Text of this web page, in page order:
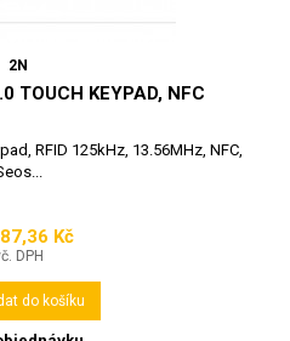
2N
TOUCH KEYPAD, NFC
RFID 125kHz, 13.56MHz, NFC,
CenaKč
DPH
do košíku